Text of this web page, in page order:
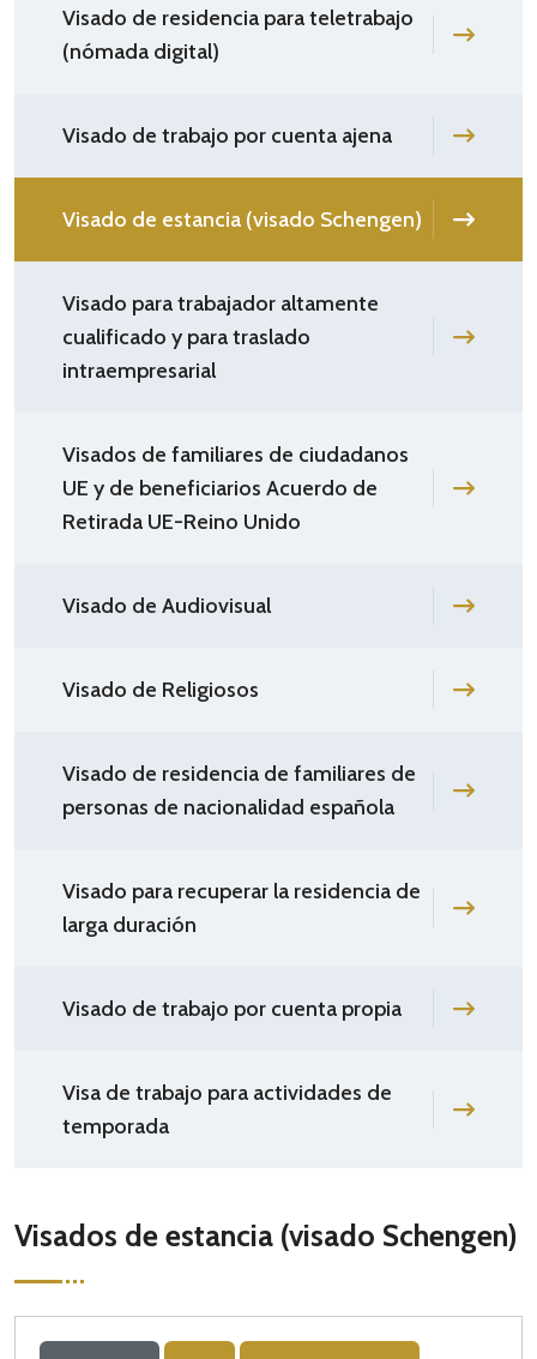
Visado de residencia para teletrabajo
(nómada digital)
Visado de trabajo por cuenta ajena
Visado de estancia (visado Schengen)
Visado para trabajador altamente
cualificado y para traslado
intraempresarial
Visados de familiares de ciudadanos
UE y de beneficiarios Acuerdo de
Retirada UE-Reino Unido
Visado de Audiovisual
Visado de Religiosos
Visado de residencia de familiares de
personas de nacionalidad española
Visado para recuperar la residencia de
larga duración
Visado de trabajo por cuenta propia
Visa de trabajo para actividades de
temporada
Visados de estancia (visado Schengen)